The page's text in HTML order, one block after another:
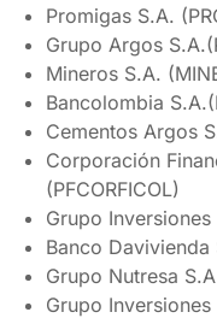
Promigas S.A.
Grupo Argos
Mineros S.A.
Bancolombia
Cementos Argos
Corporación
(PFCORFICOL)
Grupo Inversiones
Banco Davivienda
Grupo Nutresa
Grupo Inversiones